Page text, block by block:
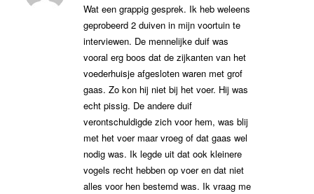
Wat een grappig gesprek. Ik heb weleens
geprobeerd 2 duiven in mijn voortuin te
interviewen. De mennelijke duif was
vooral erg boos dat de zijkanten van het
voederhuisje afgesloten waren met grof
gaas. Zo kon hij niet bij het voer. Hij was
echt pissig. De andere duif
verontschuldigde zich voor hem, was blij
met het voer maar vroeg of dat gaas wel
nodig was. Ik legde uit dat ook kleinere
vogels recht hebben op voer en dat niet
alles voor hen bestemd was. Ik vraag me